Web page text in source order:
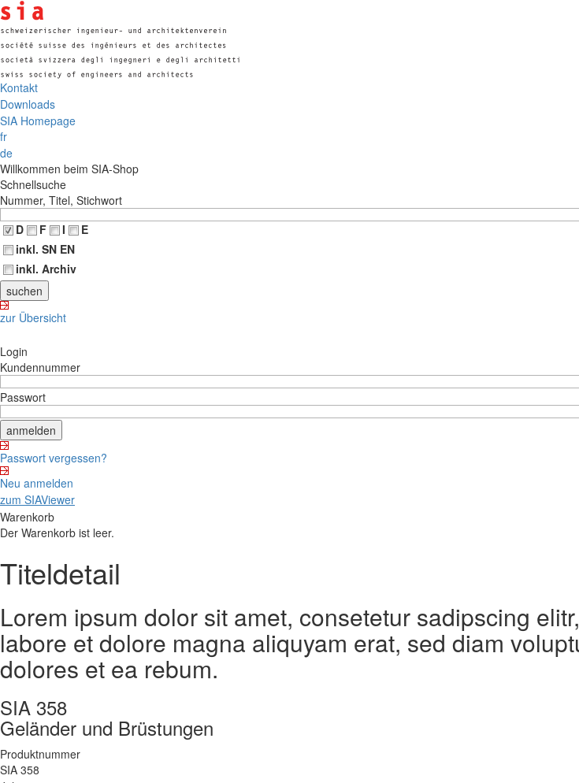
Kontakt
Downloads
SIA Homepage
fr
de
Willkommen beim SIA-Shop
Schnellsuche
Nummer, Titel, Stichwort
D
F I
E
inkl. SN EN
inkl. Archiv
zur Übersicht
Login
Kundennummer
Passwort
Passwort vergessen?
Neu anmelden
zum SIAViewer
Warenkorb
Der Warenkorb ist leer.
Titeldetail
Lorem ipsum dolor sit amet, consetetur sadipscing
labore et dolore magna aliquyam erat, sed diam
dolores et ea rebum.
SIA 358
Geländer und Brüstungen
Produktnummer
SIA 358